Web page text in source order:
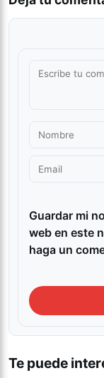
Guardar mi
web en este
haga un
Te puede